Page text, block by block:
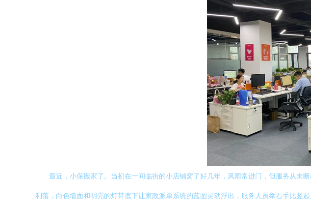
最近，小保搬家了。当初在一间临街的小店铺窝了好几年，风雨常进门，但服务从未
利落，白色墙面和明亮的灯带底下让家政派单系统的蓝图灵动浮出，服务人员举右手比竖